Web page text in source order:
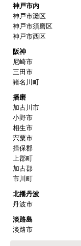
大阪市生野区
大阪市阿倍野区
大阪市西成区
大阪市住之江区
大阪市中央区
北部
箕面市
茨木市
中部
寝屋川市
東大阪市
柏原市
堺市
堺市東区
堺市北区
南部
高石市
泉佐野市
羽曳野市